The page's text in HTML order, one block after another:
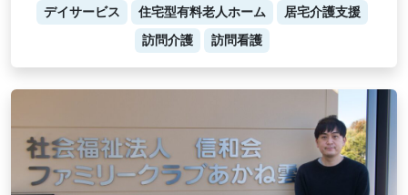
デイサービス 住宅型有料老人ホーム
居宅介護支援
訪問介護
訪問看護